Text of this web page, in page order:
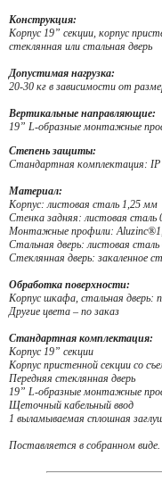
Конструкция:
Корпус 19” секции, корпус
стеклянная или стальная дверь
Допустимая нагрузка:
20-30 кг в зависимости от
Вертикальные направляющие:
19” L-образные монтажные
Степень защиты:
Стандартная комплектация: IP
Материал:
Корпус: листовая сталь 1,25 мм
Стенка задняя: листовая сталь
Монтажные профили:
Стальная дверь: листовая
Стеклянная дверь: закаленное
Обработка поверхности:
Корпус шкафа, стальная дверь:
Другие цвета – по заказ
Стандартная комплектация:
Корпус 19” секции
Корпус пристенной секции со
Передняя стеклянная дверь
19” L-образные монтажные
Щеточный кабельный ввод
1 выламываемая сплошная
Поставляется в собранном виде.